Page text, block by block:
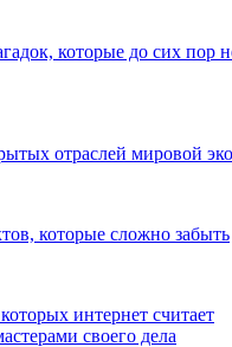
которые до сих пор
отраслей мировой
которые сложно забыть
интернет считает
своего дела